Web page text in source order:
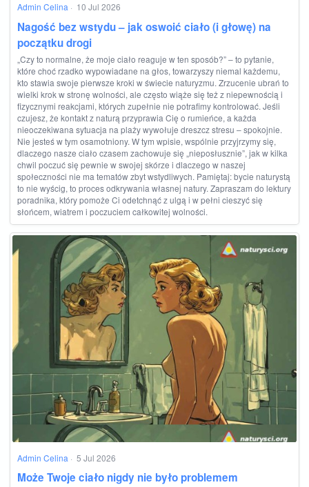
Admin Celina · 10 Jul 2026
Nagość bez wstydu – jak oswoić ciało (i głowę) na
początku drogi
„Czy to normalne, że moje ciało reaguje w ten sposób?” – to pytanie,
które choć rzadko wypowiadane na głos, towarzyszy niemal każdemu,
kto stawia swoje pierwsze kroki w świecie naturyzmu. Zrzucenie ubrań to
wielki krok w stronę wolności, ale często wiąże się też z niepewnością i
fizycznymi reakcjami, których zupełnie nie potrafimy kontrolować. Jeśli
czujesz, że kontakt z naturą przyprawia Cię o rumieńce, a każda
nieoczekiwana sytuacja na plaży wywołuje dreszcz stresu – spokojnie.
Nie jesteś w tym osamotniony. W tym wpisie, wspólnie przyjrzymy się,
dlaczego nasze ciało czasem zachowuje się „nieposłusznie”, jak w kilka
chwil poczuć się pewnie w swojej skórze i dlaczego w naszej
społeczności nie ma tematów zbyt wstydliwych. Pamiętaj: bycie naturystą
to nie wyścig, to proces odkrywania własnej natury. Zapraszam do lektury
poradnika, który pomoże Ci odetchnąć z ulgą i w pełni cieszyć się
słońcem, wiatrem i poczuciem całkowitej wolności.
Admin Celina · 5 Jul 2026
Może Twoje ciało nigdy nie było problemem